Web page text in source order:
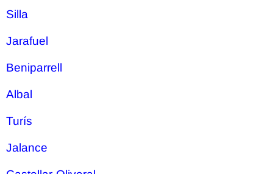
Silla
Jarafuel
Beniparrell
Albal
Turís
Jalance